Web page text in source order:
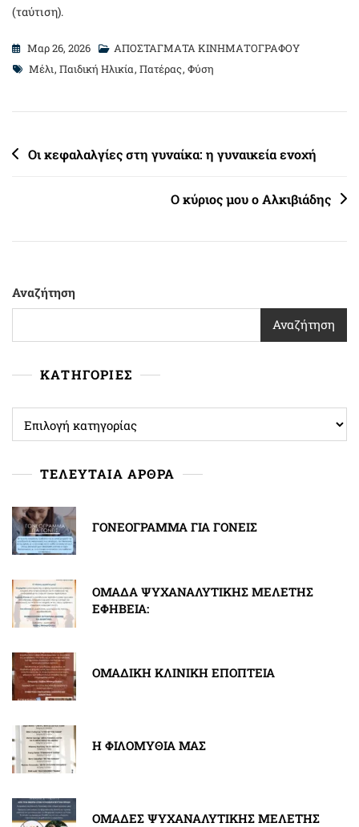
(ταύτιση).
Μαρ 26, 2026
ΑΠΟΣΤΑΓΜΑΤΑ ΚΙΝΗΜΑΤΟΓΡΑΦΟΥ
Tags
Μέλι, Παιδική Ηλικία, Πατέρας, Φύση
Πλοήγηση
Oι κεφαλαλγίες στη γυναίκα: η γυναικεία ενοχή
Ο κύριος μου ο Αλκιβιάδης
Αναζήτηση
Αναζήτηση
ΚΑΤΗΓΟΡΙΕΣ
ΤΕΛΕΥΤΑΙΑ ΑΡΘΡΑ
ΓΟΝΕΟΓΡΑΜΜΑ ΓΙΑ ΓΟΝΕΙΣ
ΟΜΑΔΑ ΨΥΧΑΝΑΛΥΤΙΚΗΣ ΜΕΛΕΤΗΣ
ΕΦΗΒΕΙΑ:
ΟΜΑΔΙΚΗ ΚΛΙΝΙΚΗ ΕΠΟΠΤΕΙΑ
Η ΦΙΛΟΜΥΘΙΑ ΜΑΣ
ΟΜΑΔΕΣ ΨΥΧΑΝΑΛΥΤΙΚΗΣ ΜΕΛΕΤΗΣ